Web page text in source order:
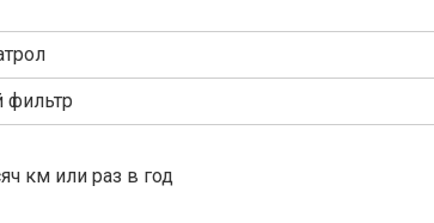
фильтр
км или раз в год